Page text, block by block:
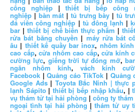
công nghiệp|thiết bị bếp công
nghiệp | bàn mát | tủ trưng bày | tủ
đá viên công nghiệp | tủ đông lạnh |
bar | thiết bị chế biến thực phẩm |
rửa bát băng chuyền | máy rửa bát
âu | thiết kế quầy bar inox, nhôm
cao cấp, cửa nhôm cao cấp, cửa kính
cường lực, giếng trời tự đóng mở,
ngăn nhôm kính, vách kính
Facebook |Quảng cáo TikTok | Quảng
Google Ads| Toyota Bắc Ninh | thực
lạnh Sápito | thiết bị bếp nhập khẩu, |
vụ thám tử tại hải phòng | công ty
ngoại tình tại hải phòng |thám tử uy